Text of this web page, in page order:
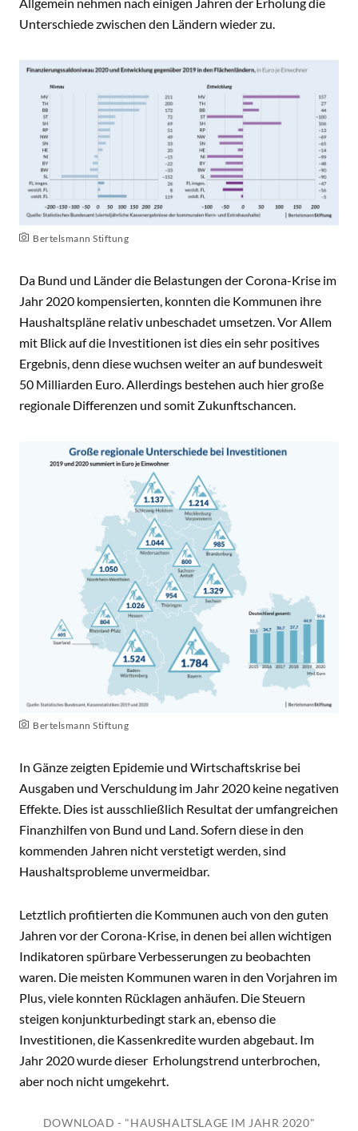
Unterschiede zwischen den Ländern wieder zu.
Bertelsmann Stiftung
Da Bund und Länder die Belastungen der Corona-Krise im
Jahr 2020 kompensierten, konnten die Kommunen ihre
Haushaltspläne relativ unbeschadet umsetzen. Vor Allem
mit Blick auf die Investitionen ist dies ein sehr positives
Ergebnis, denn diese wuchsen weiter an auf bundesweit
50 Milliarden Euro. Allerdings bestehen auch hier große
regionale Differenzen und somit Zukunftschancen.
Bertelsmann Stiftung
In Gänze zeigten Epidemie und Wirtschaftskrise bei
Ausgaben und Verschuldung im Jahr 2020 keine negativen
Effekte. Dies ist ausschließlich Resultat der umfangreichen
Finanzhilfen von Bund und Land. Sofern diese in den
kommenden Jahren nicht verstetigt werden, sind
Haushaltsprobleme unvermeidbar.
Letztlich profitierten die Kommunen auch von den guten
Jahren vor der Corona-Krise, in denen bei allen wichtigen
Indikatoren spürbare Verbesserungen zu beobachten
waren. Die meisten Kommunen waren in den Vorjahren im
Plus, viele konnten Rücklagen anhäufen. Die Steuern
steigen konjunkturbedingt stark an, ebenso die
Investitionen, die Kassenkredite wurden abgebaut. Im
Jahr 2020 wurde dieser Erholungstrend unterbrochen,
aber noch nicht umgekehrt.
DOWNLOAD - "HAUSHALTSLAGE IM JAHR 2020"